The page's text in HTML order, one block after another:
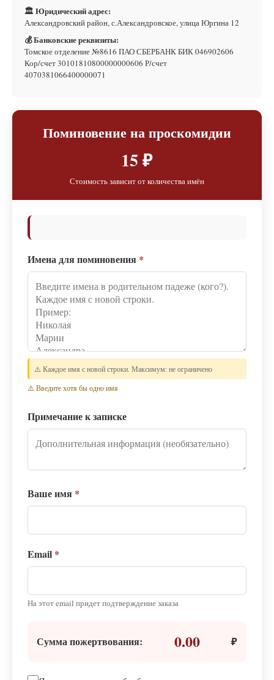
🏛 Юридический адрес:
Александровский район, с.Александровское, улица Юргина 12
💰 Банковские реквизиты:
Томское отделение №8616 ПАО СБЕРБАНК БИК 046902606
Кор/счет 30101810800000000606 Р/счет
4070381066400000071
Поминовение на проскомидии
15 ₽
Стоимость зависит от количества имён
Имена для поминовения *
⚠️ Каждое имя с новой строки. Максимум: не ограничено
⚠️ Введите хотя бы одно имя
Примечание к записке
Ваше имя *
Email *
На этот email придет подтверждение заказа
Сумма пожертвования: 0.00 ₽